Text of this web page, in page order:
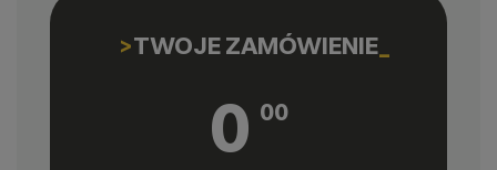
TWOJE ZAMÓWIENIE
0 00